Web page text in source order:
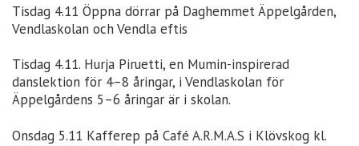
Tisdag 4.11 Öppna dörrar på Daghemmet Äppelgården,
Vendlaskolan och Vendla eftis
Tisdag 4.11. Hurja Piruetti, en Mumin-inspirerad
danslektion för 4–8 åringar, i Vendlaskolan för
Äppelgårdens 5–6 åringar är i skolan.
Onsdag 5.11 Kafferep på Café A.R.M.A.S i Klövskog kl.